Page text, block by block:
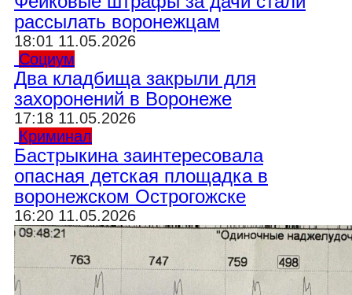
рассылать воронежцам
18:01 11.05.2026
Социум
Два кладбища закрыли для
захоронений в Воронеже
17:18 11.05.2026
Криминал
Бастрыкина заинтересовала
опасная детская площадка в
воронежском Острогожске
16:20 11.05.2026